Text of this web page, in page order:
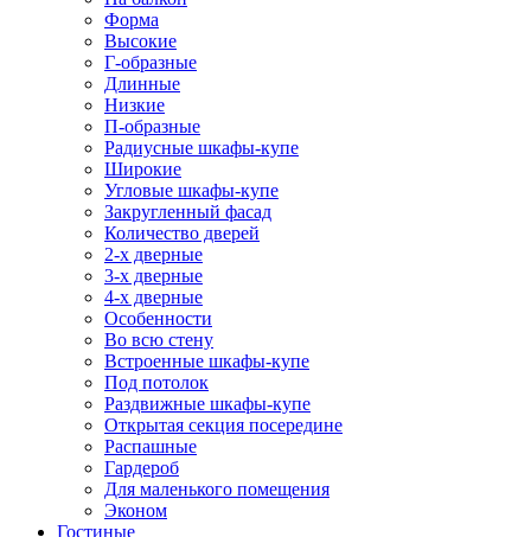
Форма
Высокие
Г-образные
Длинные
Низкие
П-образные
Радиусные шкафы-купе
Широкие
Угловые шкафы-купе
Закругленный фасад
Количество дверей
2-х дверные
3-х дверные
4-х дверные
Особенности
Во всю стену
Встроенные шкафы-купе
Под потолок
Раздвижные шкафы-купе
Открытая секция посередине
Распашные
Гардероб
Для маленького помещения
Эконом
Гостиные